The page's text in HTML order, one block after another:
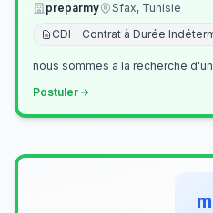
preparmy
Sfax, Tunisie
CDI - Contrat à Durée
nous sommes a la recherche
Postuler
m